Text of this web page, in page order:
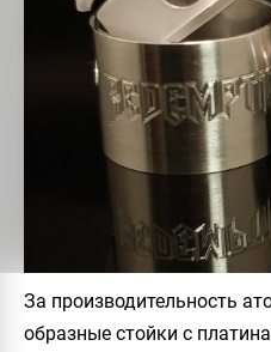
За производительность
образные стойки с